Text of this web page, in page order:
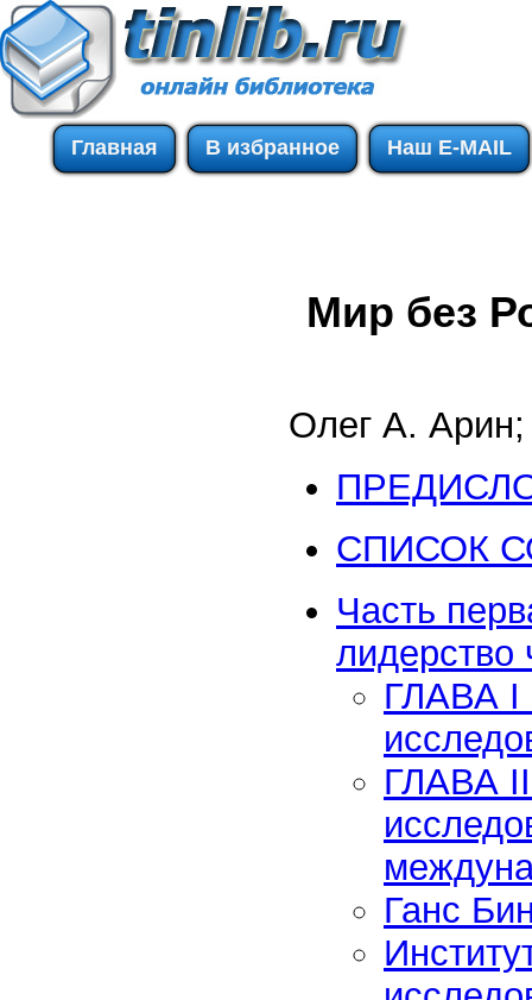
Главная В избранное Наш E-MAIL
Мир без
Олег А. Арин;
СПИСОК
Часть
лидерство
ГЛАВА I
ГЛАВА
Ганс